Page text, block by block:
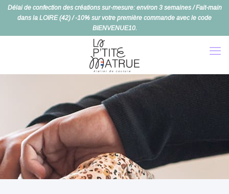
Délai de confection des créations sur-mesure: environ 3 semaines / Fait-main
dans la LOIRE (42) / -10% sur votre première commande avec le code
BIENVENUE10.